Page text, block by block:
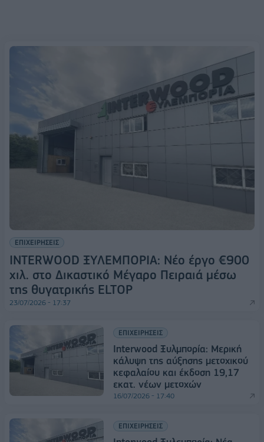
ΕΠΙΧΕΙΡΗΣΕΙΣ
INTERWOOD ΞΥΛΕΜΠΟΡΙΑ: Νέο έργο €900
χιλ. στο Δικαστικό Μέγαρο Πειραιά μέσω
της θυγατρικής ELTOP
23/07/2026 - 17:37
ΕΠΙΧΕΙΡΗΣΕΙΣ
Interwood Ξυλμπορία: Μερική
κάλυψη της αύξησης μετοχικού
κεφαλαίου και έκδοση 19,17
εκατ. νέων μετοχών
16/07/2026 - 17:40
ΕΠΙΧΕΙΡΗΣΕΙΣ